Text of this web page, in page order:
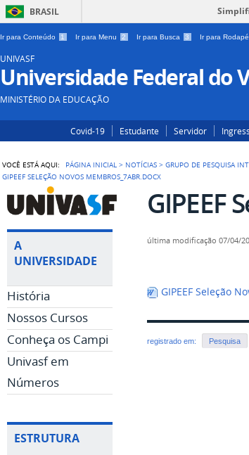
BRASIL
Ir para Conteúdo 1 Ir para Menu 2 Ir para Busca 3 Ir para Rodapé
UNIVASF
Universidade Federal do
MINISTÉRIO DA EDUCAÇÃO
Covid-19 Estudante Servidor
VOCÊ ESTÁ AQUI: PÁGINA INICIAL > NOTÍCIAS >GRUPO DE PESQUISA
GIPEEF SELEÇÃO NOVOS MEMBROS_7ABR.DOCX
A
UNIVERSIDADE
História
Nossos Cursos
Conheça os Campi
Univasf em
Números
ESTRUTURA
GIPEEF
última modificação 07/04/
GIPEEF Seleção
registrado em: Pesquisa